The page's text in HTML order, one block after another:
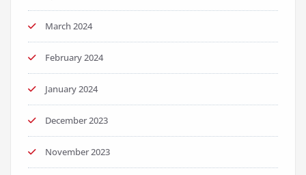
March 2024
February 2024
January 2024
December 2023
November 2023